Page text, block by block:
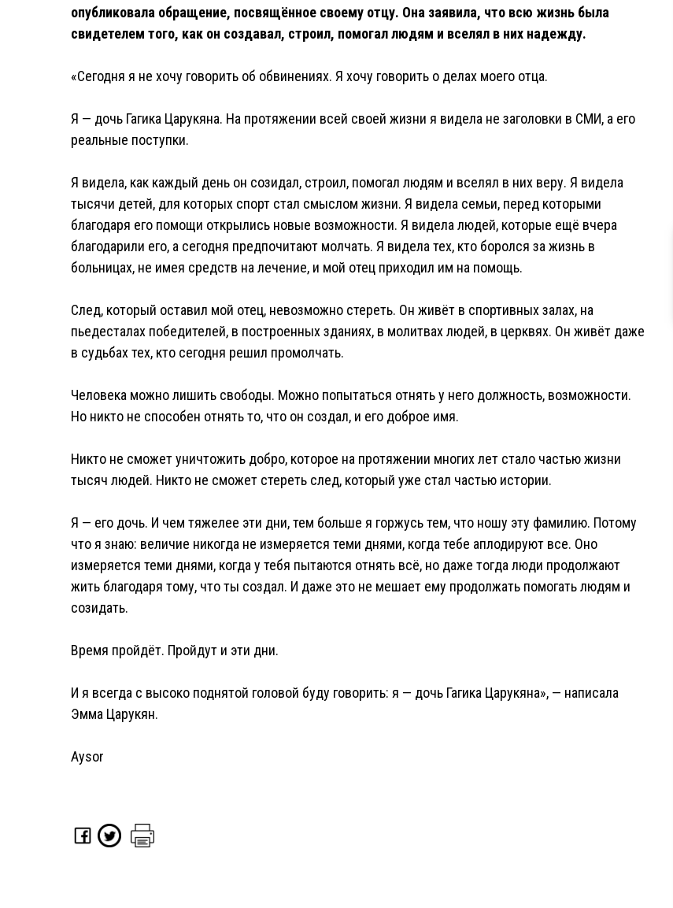
опубликовала обращение, посвящённое своему отцу. Она заявила, что всю жизнь была
свидетелем того, как он создавал, строил, помогал людям и вселял в них надежду.
«Сегодня я не хочу говорить об обвинениях. Я хочу говорить о делах моего отца.
Я — дочь Гагика Царукяна. На протяжении всей своей жизни я видела не заголовки в СМИ, а его
реальные поступки.
Я видела, как каждый день он созидал, строил, помогал людям и вселял в них веру. Я видела
тысячи детей, для которых спорт стал смыслом жизни. Я видела семьи, перед которыми
благодаря его помощи открылись новые возможности. Я видела людей, которые ещё вчера
благодарили его, а сегодня предпочитают молчать. Я видела тех, кто боролся за жизнь в
больницах, не имея средств на лечение, и мой отец приходил им на помощь.
След, который оставил мой отец, невозможно стереть. Он живёт в спортивных залах, на
пьедесталах победителей, в построенных зданиях, в молитвах людей, в церквях. Он живёт даже
в судьбах тех, кто сегодня решил промолчать.
Человека можно лишить свободы. Можно попытаться отнять у него должность, возможности.
Но никто не способен отнять то, что он создал, и его доброе имя.
Никто не сможет уничтожить добро, которое на протяжении многих лет стало частью жизни
тысяч людей. Никто не сможет стереть след, который уже стал частью истории.
Я — его дочь. И чем тяжелее эти дни, тем больше я горжусь тем, что ношу эту фамилию. Потому
что я знаю: величие никогда не измеряется теми днями, когда тебе аплодируют все. Оно
измеряется теми днями, когда у тебя пытаются отнять всё, но даже тогда люди продолжают
жить благодаря тому, что ты создал. И даже это не мешает ему продолжать помогать людям и
созидать.
Время пройдёт. Пройдут и эти дни.
И я всегда с высоко поднятой головой буду говорить: я — дочь Гагика Царукяна», — написала
Эмма Царукян.
Aysor